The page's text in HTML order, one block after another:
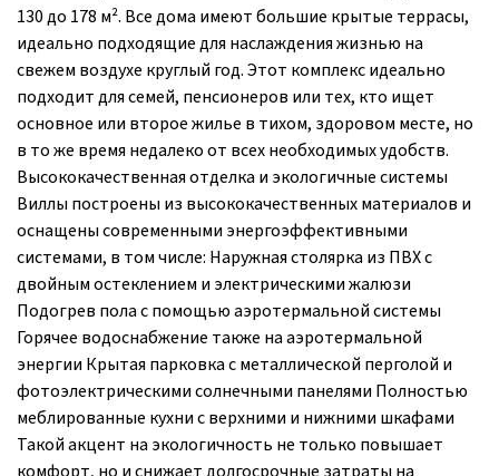
130 до 178 м². Все дома имеют большие крытые террасы,
идеально подходящие для наслаждения жизнью на
свежем воздухе круглый год. Этот комплекс идеально
подходит для семей, пенсионеров или тех, кто ищет
основное или второе жилье в тихом, здоровом месте, но
в то же время недалеко от всех необходимых удобств.
Высококачественная отделка и экологичные системы
Виллы построены из высококачественных материалов и
оснащены современными энергоэффективными
системами, в том числе: Наружная столярка из ПВХ с
двойным остеклением и электрическими жалюзи
Подогрев пола с помощью аэротермальной системы
Горячее водоснабжение также на аэротермальной
энергии Крытая парковка с металлической перголой и
фотоэлектрическими солнечными панелями Полностью
меблированные кухни с верхними и нижними шкафами
Такой акцент на экологичность не только повышает
комфорт, но и снижает долгосрочные затраты на